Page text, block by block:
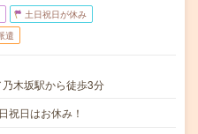
土日祝日が休み
遣
木坂駅から徒歩3分
日はお休み！